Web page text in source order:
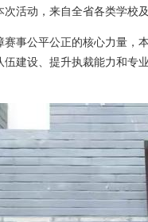
活动，来自全省各类学校
事公平公正的核心力量
建设、提升执裁能力和